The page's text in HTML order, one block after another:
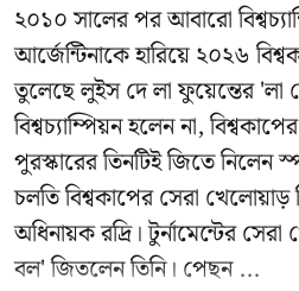
২০১০ সালের পর আবারো
আর্জেন্টিনাকে হারিয়ে ২০২৬
তুলেছে লুইস দে লা ফুয়েন্তের 'লা
বিশ্বচ্যাম্পিয়ন হলেন না,
পুরস্কারের তিনটিই জিতে নিলেন
চলতি বিশ্বকাপের সেরা খেলোয়াড়
অধিনায়ক রদ্রি। টুর্নামেন্টের
বল' জিতলেন তিনি। পেছন ...